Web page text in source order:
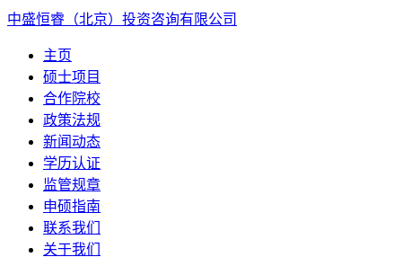
中盛恒睿（北京）投资咨询有限公司
主页
硕士项目
合作院校
政策法规
新闻动态
学历认证
监管规章
申硕指南
联系我们
关于我们